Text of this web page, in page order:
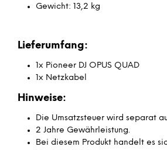
Gewicht: 13,2 kg
Lieferumfang:
1x Pioneer DJ OPUS QUAD
1x Netzkabel
Hinweise:
Die Umsatzsteuer wird separat
2 Jahre Gewährleistung.
Bei diesem Produkt handelt es